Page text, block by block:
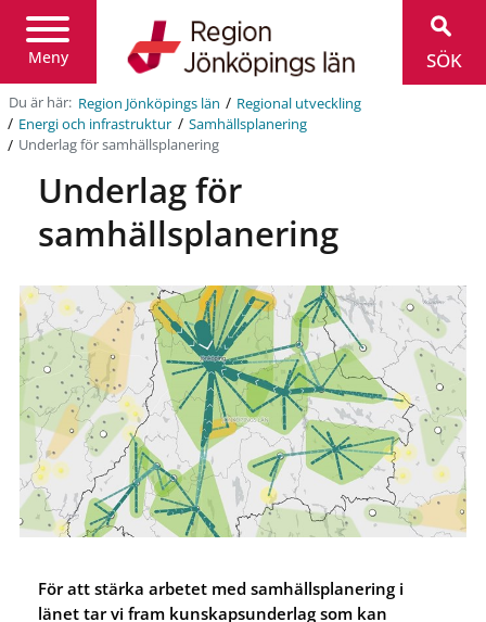
Meny
Jönköpings
län
SÖK
Du är här: Region Jönköpings län / Regional utveckling
/ Energi och infrastruktur / Samhällsplanering
/ Underlag för samhällsplanering
Underlag för
samhällsplanering
För att stärka arbetet med samhällsplanering i
länet tar vi fram kunskapsunderlag som kan